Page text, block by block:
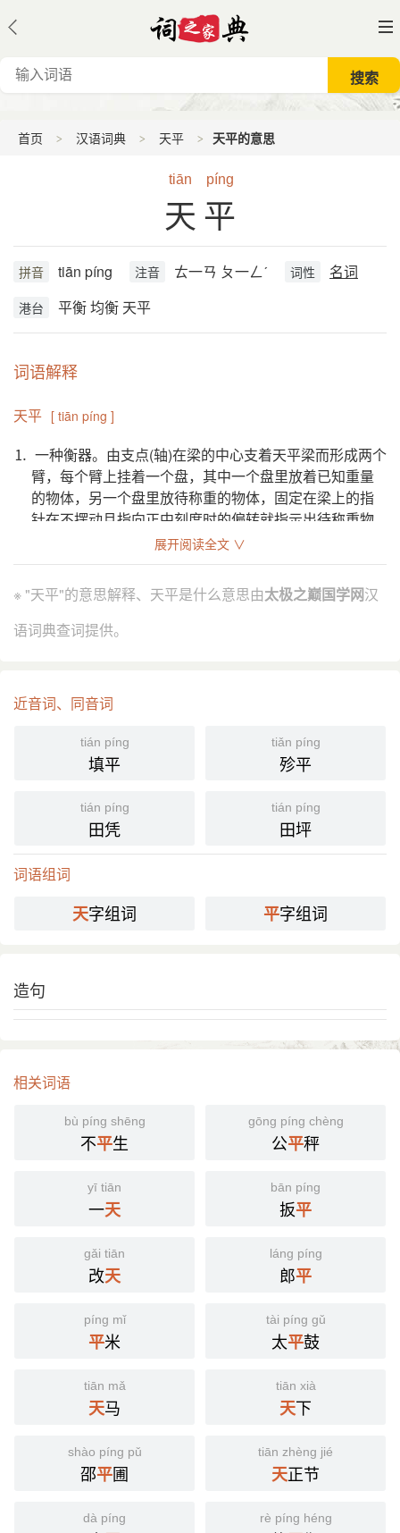
首页 汉语词典 天平 天平的意思
tiān píng
天平
拼音 tiān píng 注音 ㄊ一ㄢ ㄆ一ㄥˊ 词性 名词
港台 平衡 均衡 天平
词语解释
天平 [ tiān píng ]
⒈ 一种衡器。由支点(轴)在梁的中心支着天平梁而形成两个
臂，每个臂上挂着一个盘，其中一个盘里放着已知重量
的物体，另一个盘里放待称重的物体，固定在梁上的指
针在不摆动且指向正中刻度时的偏转就指示出待称重物
英 weighing scales; balance;
引证解释
引
元 无名氏 《陈州粜米》第一折：“拿来上天平弹着，
少少少，你这银子则十四两。”
《儒林外史》第三二回：“而今这银子在这里，拿天平
来请少爷当面兑。”
艾青 《＜艾青诗选＞自序》：“人人心中都有一架衡
量语言的天平。”
国语辞典
[ tiān píng ]
悬挂一个小盘，一边放置物品，一边放置砝码。当两端
呈平衡状态时，累计砝码重量，即可求得物重。
而地成。」
scales (to weigh things)​
Waage
balance
展开阅读全文 ∨
※ "天平"的意思解释、天平是什么意思由太极之巅国学网汉
语词典查词提供。
近音词、同音词
tián píng
填平
tiǎn píng
殄平
tián píng
田凭
tián píng
田坪
词语组词
天字组词 平字组词
造句
相关词语
bù píng shēng
不平生
gōng píng chèng
公平秤
yī tiān
一天
bān píng
扳平
gǎi tiān
改天
láng píng
郎平
píng mǐ
平米
tài píng gǔ
太平鼓
tiān mǎ
天马
tiān xià
天下
shào píng pǔ
邵平圃
tiān zhèng jié
天正节
dà píng rè píng héng